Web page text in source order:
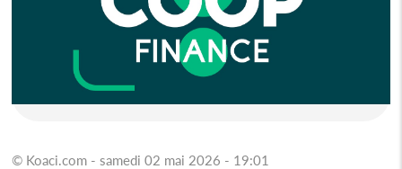
© Koaci.com - samedi 02 mai 2026 - 19:01